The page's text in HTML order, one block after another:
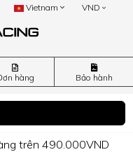
Vietnam VND
hàng Bảo hành
trên 490.000VND